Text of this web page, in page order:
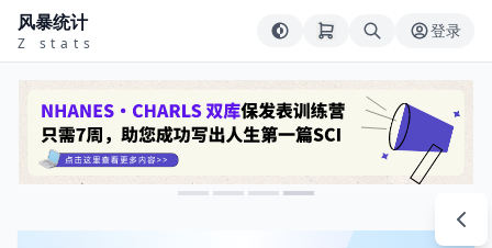
风暴统计
Z stats
登录